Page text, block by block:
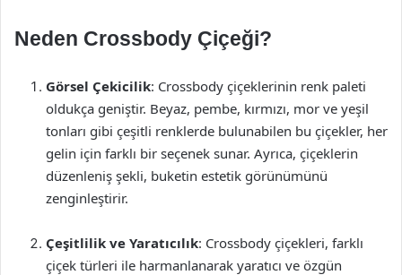
Neden Crossbody Çiçeği?
Görsel Çekicilik: Crossbody çiçeklerinin renk paleti
oldukça geniştir. Beyaz, pembe, kırmızı, mor ve yeşil
tonları gibi çeşitli renklerde bulunabilen bu çiçekler, her
gelin için farklı bir seçenek sunar. Ayrıca, çiçeklerin
düzenleniş şekli, buketin estetik görünümünü
zenginleştirir.
Çeşitlilik ve Yaratıcılık: Crossbody çiçekleri, farklı
çiçek türleri ile harmanlanarak yaratıcı ve özgün